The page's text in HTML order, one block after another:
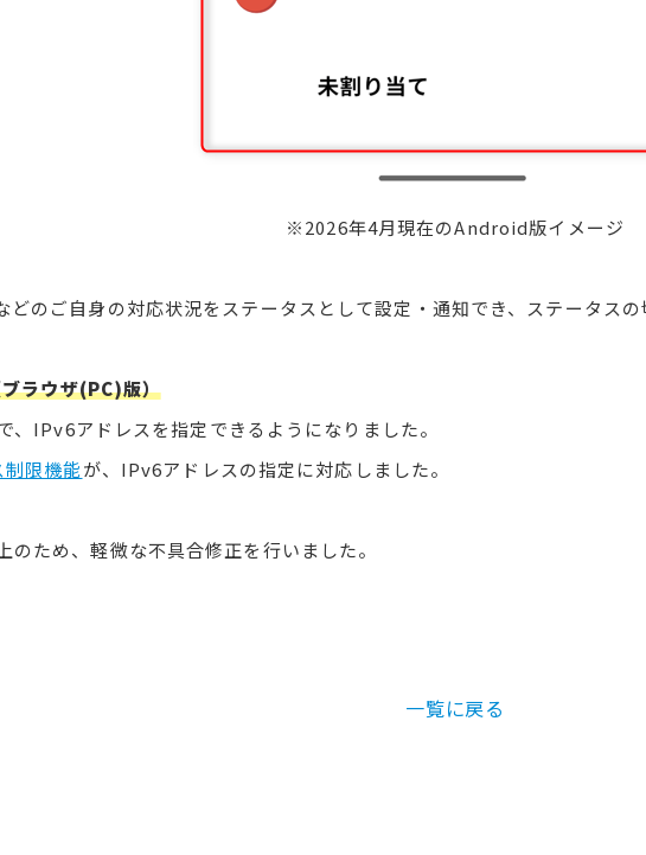
※2026年4月現在のAndroid版イメージ
どのご自身の対応状況をステータスとして設定・通知でき、ステータス
ラウザ(PC)版）
、IPv6アドレスを指定できるようになりました。
限機能が、IPv6アドレスの指定に対応しました。
ため、軽微な不具合修正を行いました。
一覧に戻る